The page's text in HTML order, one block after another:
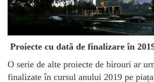
Proiecte cu dată de finalizare în
O serie de alte proiecte de birouri ar
finalizate în cursul anului 2019 pe